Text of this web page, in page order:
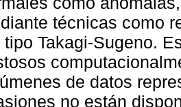
técnicas como
tipo Takagi-Sugeno.
de datos
no están